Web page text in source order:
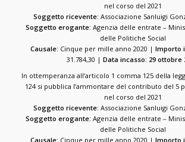
nel corso del 2021
Soggetto ricevente: Associazione Sanluigi
Soggetto erogante: Agenzia delle entrate –
delle Politiche Social
Causale: Cinque per mille anno 2020 | Importo
31.784,30 | Data incasso: 29 ottobre
In ottemperanza all’articolo 1 comma 125 della
124 si pubblica l’ammontare del contributo del 5
nel corso del 2021
Soggetto ricevente: Associazione Sanluigi
Soggetto erogante: Agenzia delle entrate –
delle Politiche Social
Causale: Cinque per mille anno 2020 | Importo